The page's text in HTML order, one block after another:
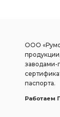
ООО
заводами-
паспорта.
Работаем